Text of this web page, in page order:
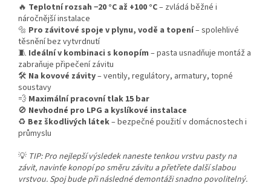
🔥 Teplotní rozsah −20 °C až +100 °C– zvládá běžné i
náročnější instalace
🔩 Pro závitové spoje v plynu, vodě a topení– spolehlivé
těsnění bez vytvrdnutí
🧵 Ideální v kombinaci s konopím – pasta usnadňuje montáž a
zabraňuje připečení závitu
🛠️ Na kovové závity– ventily, regulátory, armatury, topné
soustavy
💨 Maximální pracovní tlak 15 bar
🚫 Nevhodné pro LPG a kyslíkové instalace
♻️ Bez škodlivých látek– bezpečné použití v domácnostech i
průmyslu
💡 TIP: Pro nejlepší výsledek naneste tenkou vrstvu pasty na
závit, navinťe konopí po směru závitu a přetřete další slabou
vrstvou. Spoj bude při následné demontáži snadno povolitelný.